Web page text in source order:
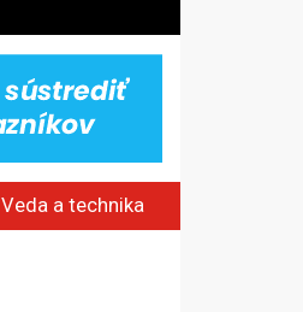
Veda a technika